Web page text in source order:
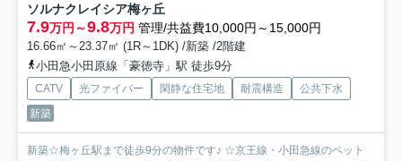
ソルナクレイシア梅ヶ丘
7.9万円～9.8万円 管理/共益費10,000円～15,000円
16.66㎡～23.37㎡ (1R～1DK) /新築 /2階建
小田急小田原線「豪徳寺」駅 徒歩9分
CATV 光ファイバー 閑静な住宅地 耐震構造
公共下水
新築
新築☆梅ヶ丘駅まで徒歩9分の物件です♪ ☆京王線・小田急線のペット